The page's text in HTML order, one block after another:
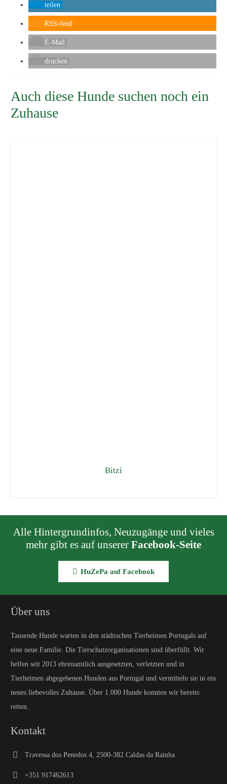
teilen
RSS-feed
E-Mail
drucken
Auch diese Hunde suchen noch ein
Zuhause
Bitzi
Alle Hintergrundinfos, Neuzugänge und vieles
mehr gibt es auf unserer Facebook-Seite
HuZePa auf Facebook
Über uns
Tausende Hunde warten in den städtischen Tierheimen Portugals auf
eine neue Familie. Die Tierschutzorganisationen sind überfüllt. Wir
helfen seit 2013 ehrenamtlich ausgesetzten, verletzten und in
Tierheimen abgegebenen Hunden aus Portugal und vermitteln sie in ein
neues liebevolles Zuhause. Über 1.000 Hunde konnten wir bereits
retten.
Kontakt
Travessa dos Penedos 4, 2500-382 Caldas da Rainha
+351 917462613